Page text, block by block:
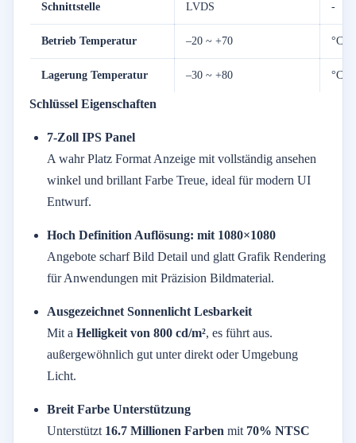
Schnittstelle LVDS -
Betrieb Temperatur –20 ~ +70 °C
Lagerung Temperatur –30 ~ +80 °C
Schlüssel Eigenschaften
7-Zoll IPS Panel
A wahrPlatz Format Anzeige mit vollständig ansehen
winkel und brillant Farbe Treue, ideal fürmodern UI
Entwurf.
Hoch Definition Auflösung: mit 1080×1080
Angebote scharfBild Detail und glatt Grafik Rendering
fürAnwendungen mit Präzision Bildmaterial.
Ausgezeichnet Sonnenlicht Lesbarkeit
Mit a Helligkeit von 800 cd/m², es führt aus.
außergewöhnlich gut unterdirekt oderUmgebung
Licht.
Breit Farbe Unterstützung
Unterstützt 16.7 Millionen Farben mit 70% NTSC